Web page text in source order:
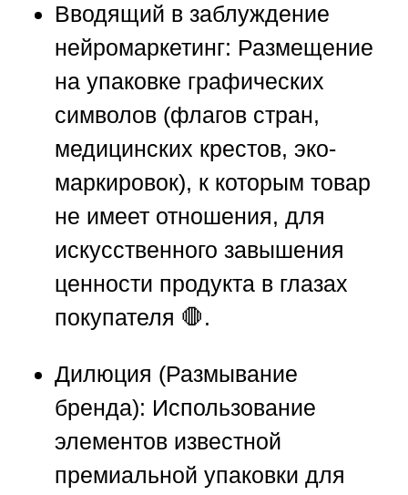
Вводящий в заблуждение
нейромаркетинг: Размещение
на упаковке графических
символов (флагов стран,
медицинских крестов, эко-
маркировок), к которым товар
не имеет отношения, для
искусственного завышения
ценности продукта в глазах
покупателя 🛑.
Дилюция (Размывание
бренда): Использование
элементов известной
премиальной упаковки для